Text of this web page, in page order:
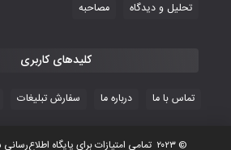
تحلیل و دیدگاه
مصاحبه
کلیدهای کاربری
تماس با ما درباره ما سفارش تبلیغات
© ۲۰۲۳ تمامی امتیازات برای پایگاه اطلاع‌رسانی ستاگیدیا محفوظ است.